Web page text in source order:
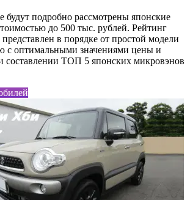
будут подробно рассмотрены японские
до 500 тыс. рублей. Рейтинг
в порядке от простой модели
с оптимальными значениями цены и
составлении ТОП 5 японских микровэнов